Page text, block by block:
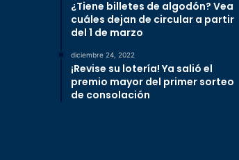
¿Tiene billetes de algodón? Vea
cuáles dejan de circular a partir
del 1 de marzo
diciembre 24, 2022
¡Revise su lotería! Ya salió el
premio mayor del primer sorteo
de consolación